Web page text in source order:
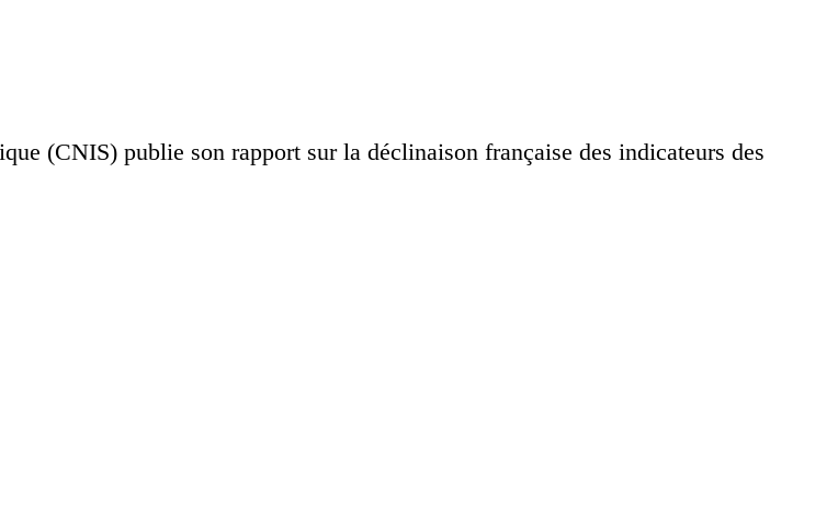
(CNIS) publie son rapport sur la déclinaison française des indicateurs des